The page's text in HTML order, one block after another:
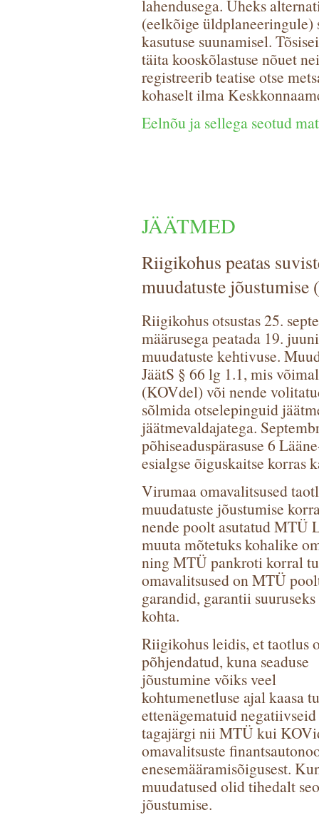
lahendusega. Üheks
(eelkõige üldplaneeringule)
kasutuse suunamisel.
täita kooskõlastuse nõuet
registreerib teatise otse
kohaselt ilma
Eelnõu ja sellega seotud
JÄÄTMED
Riigikohus peatas
muudatuste
Riigikohus otsustas 25.
määrusega peatada 19.
muudatuste kehtivuse.
JäätS § 66 lg 1.1, mis
(KOVdel) või nende
sõlmida otselepinguid
jäätmevaldajatega.
põhiseaduspärasuse 6
esialgse õiguskaitse korras
Virumaa omavalitsused
muudatuste jõustumise
nende poolt asutatud MTÜ
muuta mõtetuks kohalike
ning MTÜ pankroti korral
omavalitsused on MTÜ
garandid, garantii
kohta.
Riigikohus leidis, et taotlus
põhjendatud, kuna seaduse
jõustumine võiks veel
kohtumenetluse ajal kaasa
ettenägematuid negatiivseid
tagajärgi nii MTÜ kui
omavalitsuste
enesemääramisõigusest.
muudatused olid tihedalt
jõustumise.